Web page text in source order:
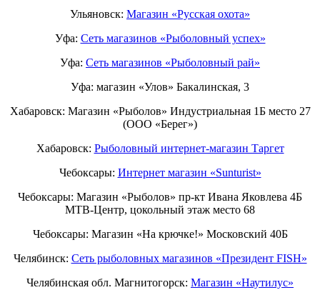
Ульяновск: Магазин «Русская охота»
Уфа: Сеть магазинов «Рыболовный успех»
Уфа: Сеть магазинов «Рыболовный рай»
Уфа: магазин «Улов» Бакалинская, 3
Хабаровск: Магазин «Рыболов» Индустриальная 1Б место 27
(ООО «Берег»)
Хабаровск: Рыболовный интернет-магазин Таргет
Чебоксары: Интернет магазин «Sunturist»
Чебоксары: Магазин «Рыболов» пр-кт Ивана Яковлева 4Б
МТВ-Центр, цокольный этаж место 68
Чебоксары: Магазин «На крючке!» Московский 40Б
Челябинск: Сеть рыболовных магазинов «Президент FISH»
Челябинская обл. Магнитогорск: Магазин «Наутилус»